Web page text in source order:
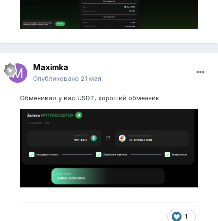
Maximka
Опубликовано 21 мая
Обменивал у вас USDT, хороший обменник
1